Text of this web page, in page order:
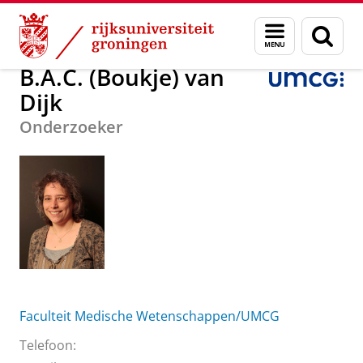
Skip
Content
Skip
Navigation
Menu
en
zoeken
Over ons B.A.C. (Boukje) van Dijk
B.A.C. (Boukje) van
Dijk
Onderzoeker
Faculteit Medische Wetenschappen/UMCG
Telefoon: